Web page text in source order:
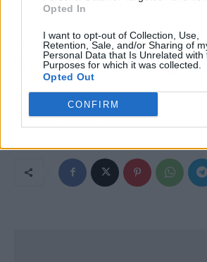
Opted In
I want to opt-out of Collection, Use,
Retention, Sale, and/or Sharing of
Personal Data that Is Unrelated with
Purposes for which it was collected.
Opted Out
CONFIRM
vigilancia, pero nunca sustituye la
Artículo anterior
La DGT obliga a instalar
alcoholímetro
antiarranque en todos
los coches nuevos